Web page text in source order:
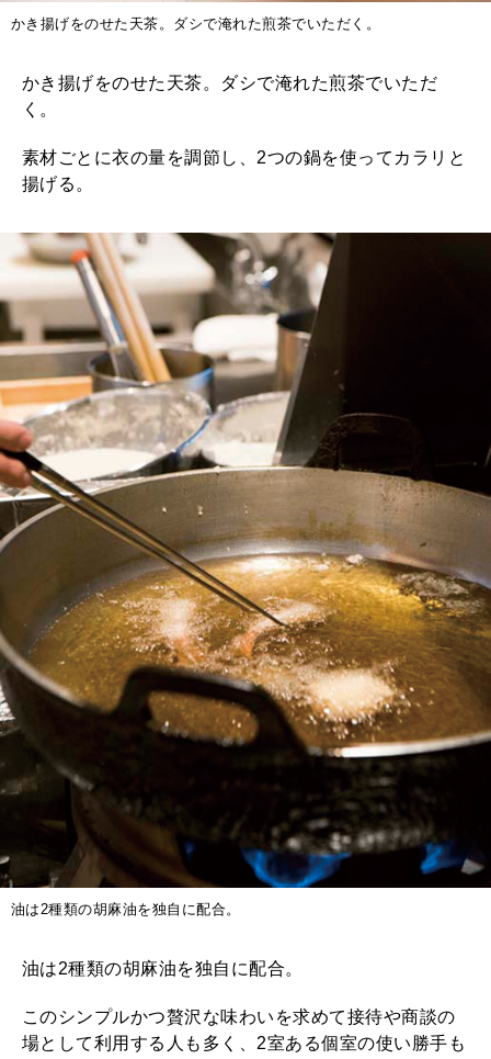
かき揚げをのせた天茶。ダシで淹れた煎茶でいただく。
かき揚げをのせた天茶。ダシで淹れた煎茶でいただ
く。
素材ごとに衣の量を調節し、2つの鍋を使ってカラリと
揚げる。
油は2種類の胡麻油を独自に配合。
油は2種類の胡麻油を独自に配合。
このシンプルかつ贅沢な味わいを求めて接待や商談の
場として利用する人も多く、2室ある個室の使い勝手も